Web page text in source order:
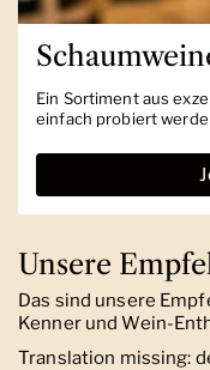
Ein Sortiment aus
einfach probiert
Unsere
Das sind unsere
Kenner und Wein-
Translation missing: